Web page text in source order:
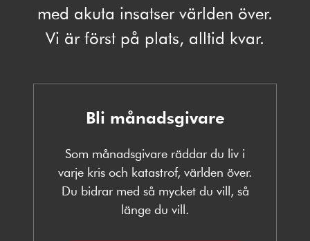
med akuta insatser världen över.
Vi är först på plats, alltid kvar.
Bli månadsgivare
Som månadsgivare räddar du liv i
varje kris och katastrof, världen över.
Du bidrar med så mycket du vill, så
länge du vill.